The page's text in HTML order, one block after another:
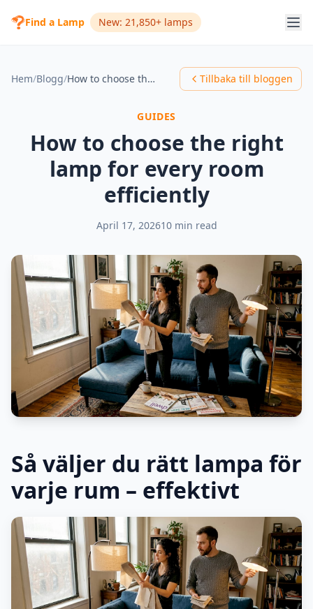
Find a Lamp New: 21,850+ lamps
Hem/Blogg/ How to choose the right lamp for every room efficiently Tillbaka till bloggen
GUIDES
How to choose the right
lamp for every room
efficiently
April 17, 202610 min read
Så väljer du rätt lampa för
varje rum – effektivt